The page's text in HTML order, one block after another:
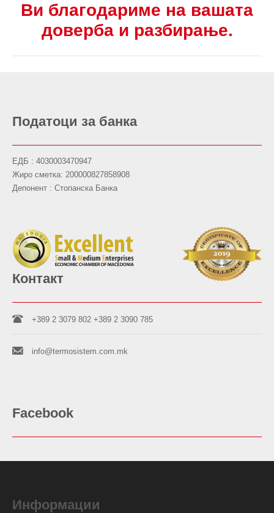
Ви благодариме на вашата
доверба и разбирање.
Податоци за банка
ЕДБ : 4030003470947
Жиро сметка: 200000827858908
Депонент : Стопанска Банка
Контакт
+389 2 3079 802 +389 2 3090 785
info@termosistem.com.mk
Facebook
Информации